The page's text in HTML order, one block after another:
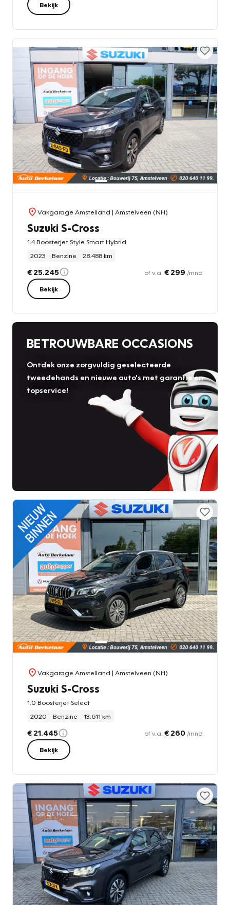
Bekijk
Vakgarage Amstelland | Amstelveen (NH)
Suzuki S-Cross
1.4 Boosterjet Style Smart Hybrid
2023
Benzine 28.488 km
€ 25.245 of v.a. € 299 /mnd
Bekijk
BETROUWBARE OCCASIONS
Ontdek onze zorgvuldig geselecteerde
tweedehands en nieuwe auto's met garantie en
topservice!
Vakgarage Amstelland | Amstelveen (NH)
Suzuki S-Cross
1.0 Boosterjet Select
2020
Benzine 13.611 km
€ 21.445 of v.a. € 260 /mnd
Bekijk